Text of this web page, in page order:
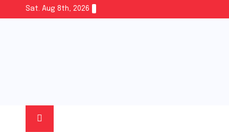
Sat. Aug 8th, 2026